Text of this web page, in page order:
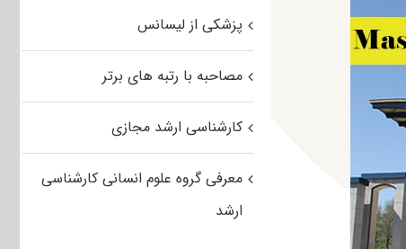
پزشکی از لیسانس
مصاحبه با رتبه های برتر
کارشناسی ارشد مجازی
معرفی گروه علوم انسانی کارشناسی
ارشد